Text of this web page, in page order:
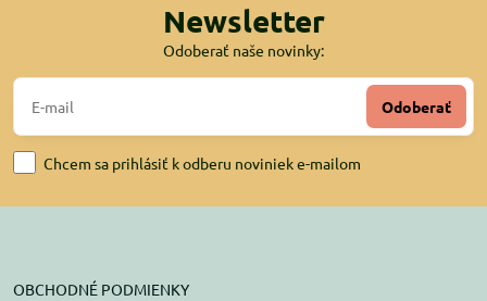
Newsletter
Odoberať naše novinky:
Odoberať
Chcem sa prihlásiť k odberu noviniek e-mailom
OBCHODNÉ PODMIENKY